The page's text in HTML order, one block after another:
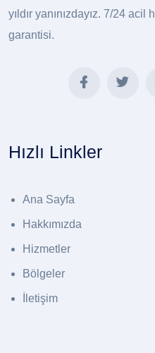
yıldır yanınızdayız. 7/24
garantisi.
Hızlı Linkler
Ana Sayfa
Hakkımızda
Hizmetler
Bölgeler
İletişim